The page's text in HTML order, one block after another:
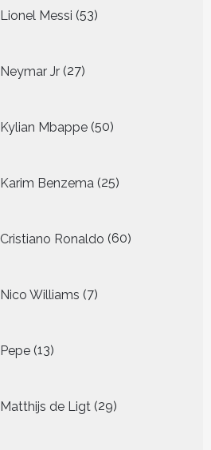
Lionel Messi 53
producten
Neymar Jr 27
producten
Kylian Mbappe 50
producten
Karim Benzema 25
producten
Cristiano Ronaldo 60
producten
Nico Williams 7
producten
Pepe 13
producten
Matthijs de Ligt 29
producten